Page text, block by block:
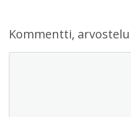
Kommentti,